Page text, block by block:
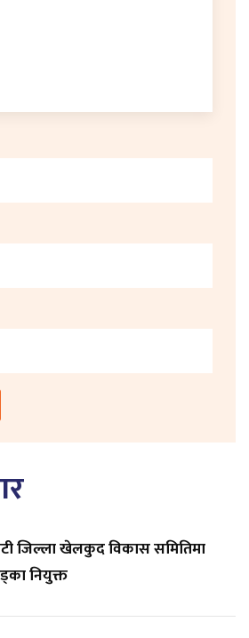
जिल्ला खेलकुद विकास समितिमा
नियुक्त